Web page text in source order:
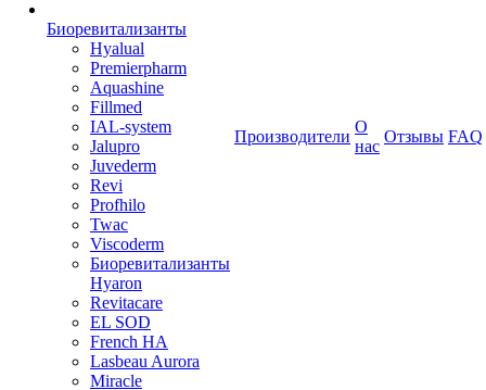
Биоревитализанты
Hyalual
Premierpharm
Aquashine
Fillmed
IAL-system
Jalupro
Juvederm
Revi
Profhilo
Twac
Viscoderm
Биоревитализанты
Hyaron
Revitacare
EL SOD
French HA
Lasbeau Aurora
Miracle
Производители
О
нас
Отзывы FAQ